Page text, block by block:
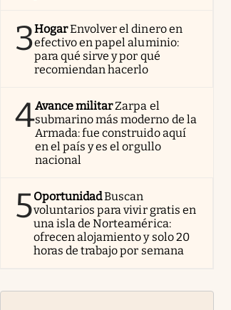
3HogarEnvolver el dinero en
efectivo en papel aluminio:
para qué sirve y por qué
recomiendan hacerlo
4Avance militarZarpa el
submarino más moderno de la
Armada: fue construido aquí
en el país y es el orgullo
nacional
5OportunidadBuscan
voluntarios para vivir gratis en
una isla de Norteamérica:
ofrecen alojamiento y solo 20
horas de trabajo por semana